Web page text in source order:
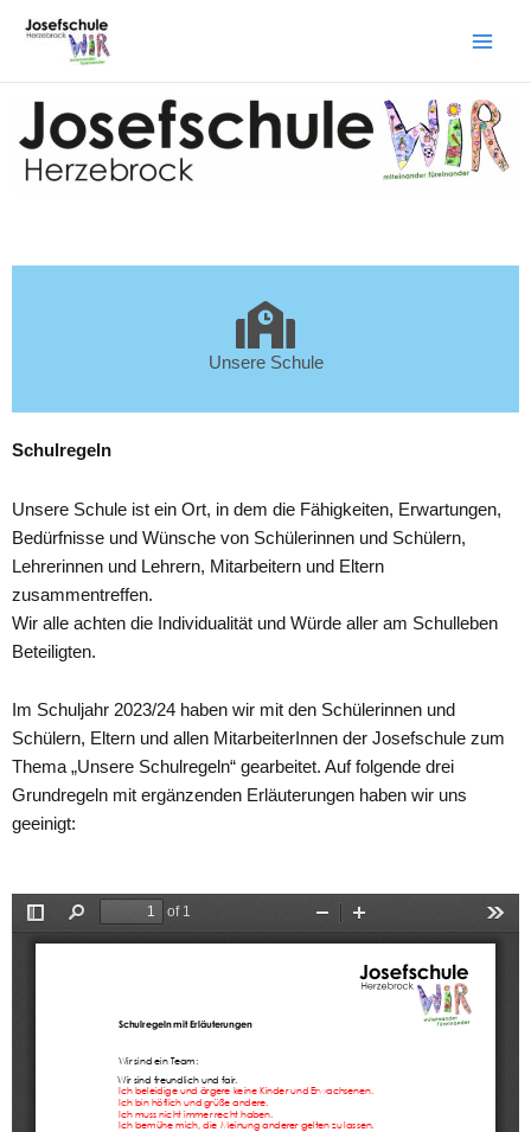
Inhalt
Unsere Schule
Schulregeln
Unsere Schule ist ein Ort, in dem die Fähigkeiten, Erwartungen,
Bedürfnisse und Wünsche von Schülerinnen und Schülern,
Lehrerinnen und Lehrern, Mitarbeitern und Eltern
zusammentreffen.
Wir alle achten die Individualität und Würde aller am Schulleben
Beteiligten.
Im Schuljahr 2023/24 haben wir mit den Schülerinnen und
Schülern, Eltern und allen MitarbeiterInnen der Josefschule zum
Thema „Unsere Schulregeln“ gearbeitet. Auf folgende drei
Grundregeln mit ergänzenden Erläuterungen haben wir uns
geeinigt: